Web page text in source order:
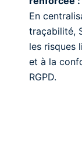
En
traçabilité,
les risques
et à la
RGPD.